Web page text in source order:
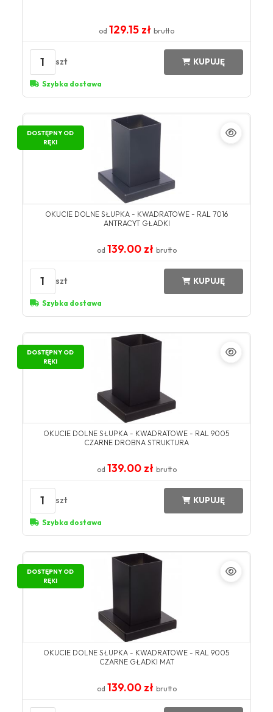
od 129.15 zł brutto
1 szt KUPUJĘ
Szybka dostawa
DOSTĘPNY OD
RĘKI
OKUCIE DOLNE SŁUPKA - KWADRATOWE - RAL 7016
ANTRACYT GŁADKI
od 139.00 zł brutto
1 szt KUPUJĘ
Szybka dostawa
DOSTĘPNY OD
RĘKI
OKUCIE DOLNE SŁUPKA - KWADRATOWE - RAL 9005
CZARNE DROBNA STRUKTURA
od 139.00 zł brutto
1 szt KUPUJĘ
Szybka dostawa
DOSTĘPNY OD
RĘKI
OKUCIE DOLNE SŁUPKA - KWADRATOWE - RAL 9005
CZARNE GŁADKI MAT
od 139.00 zł brutto